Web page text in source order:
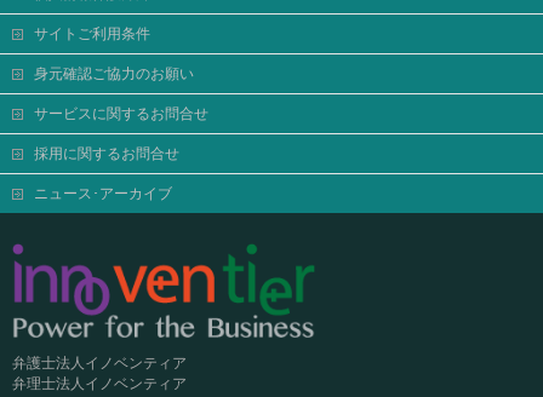
サイトご利用条件
身元確認ご協力のお願い
サービスに関するお問合せ
採用に関するお問合せ
ニュース･アーカイブ
弁護士法人イノベンティア
弁理士法人イノベンティア